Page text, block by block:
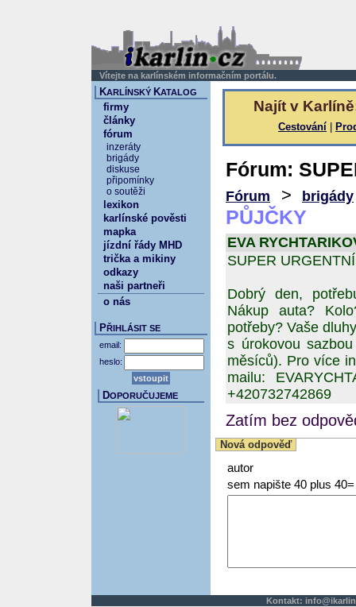
Vítejte na karlínském informačním portálu.
Najít v
Cestování
Fórum:
Fórum > brigády
PŮJČKY
EVA
SUPER
Dobrý den,
Nákup auta?
potřeby? Vaše
s úrokovou
měsíců). Pro více
mailu:
+420732742869
Zatím bez
Nová odpověď
autor
sem napište 40 plus 40=
KARLÍNSKÝ KATALOG
firmy
články
fórum
inzeráty
brigády
diskuse
připomínky
o soutěži
lexikon
karlínské pověsti
mapka
jízdní řády MHD
trička a mikiny
odkazy
naši partneři
o nás
PŘIHLÁSIT SE
email:
heslo:
DOPORUČUJEME
Kontakt: